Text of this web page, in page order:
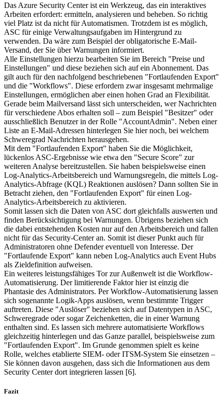
Das Azure Security Center ist ein Werkzeug, das ein interaktives
Arbeiten erfordert: ermitteln, analysieren und beheben. So richtig
viel Platz ist da nicht für Automatismen. Trotzdem ist es möglich,
ASC für einige Verwaltungsaufgaben im Hintergrund zu
verwenden. Da wäre zum Beispiel der obligatorische E-Mail-
Versand, der Sie über Warnungen informiert.
Alle Einstellungen hierzu bearbeiten Sie im Bereich "Preise und
Einstellungen" und diese beziehen sich auf ein Abonnement. Das
gilt auch für den nachfolgend beschriebenen "Fortlaufenden Export"
und die "Workflows". Diese erfordern zwar insgesamt mehrmalige
Einstellungen, ermöglichen aber einen hohen Grad an Flexibilität.
Gerade beim Mailversand lässt sich unterscheiden, wer Nachrichten
für verschiedene Abos erhalten soll – zum Beispiel "Besitzer" oder
ausschließlich Benutzer in der Rolle "AccountAdmin". Neben einer
Liste an E-Mail-Adressen hinterlegen Sie hier noch, bei welchem
Schweregrad Nachrichten herausgehen.
Mit dem "Fortlaufenden Export" haben Sie die Möglichkeit,
lückenlos ASC-Ergebnisse wie etwa den "Secure Score" zur
weiteren Analyse bereitzustellen. Sie haben beispielsweise einen
Log-Analytics-Arbeitsbereich und Warnungsregeln, die mittels Log-
Analytics-Abfrage (KQL) Reaktionen auslösen? Dann sollten Sie in
Betracht ziehen, den "Fortlaufenden Export" für einen Log-
Analytics-Arbeitsbereich zu aktivieren.
Somit lassen sich die Daten von ASC dort gleichfalls auswerten und
finden Berücksichtigung bei Warnungen. Übrigens beziehen sich
die dabei entstehenden Kosten nur auf den Arbeitsbereich und fallen
nicht für das Security-Center an. Somit ist dieser Punkt auch für
Administratoren ohne Defender eventuell von Interesse. Der
"Fortlaufende Export" kann neben Log-Analytics auch Event Hubs
als Zieldefinition aufweisen.
Ein weiteres leistungsfähiges Tor zur Außenwelt ist die Workflow-
Automatisierung. Der limitierende Faktor hier ist einzig die
Phantasie des Administrators. Per Workflow-Automatisierung lassen
sich sogenannte Logik-Apps auslösen, wenn bestimmte Trigger
auftreten. Diese "Auslöser" beziehen sich auf Datentypen in ASC,
Schweregrade oder sogar Zeichenketten, die in einer Warnung
enthalten sind. Es lassen sich mehrere automatisierte Workflows
gleichzeitig hinterlegen und das Ganze parallel, beispielsweise zum
"Fortlaufenden Export". Im Grunde genommen spielt es keine
Rolle, welches etablierte SIEM- oder ITSM-System Sie einsetzen –
Sie können davon ausgehen, dass sich die Informationen aus dem
Security Center dort integrieren lassen [6].
Fazit